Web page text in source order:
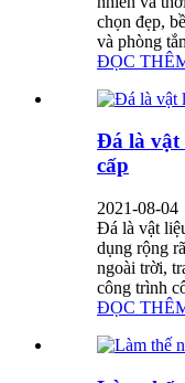
chọn đẹp,
và phòng
ĐỌC
Đá là vật
cấp
2021-08-04
Đá là vật
dụng rộng
ngoài trời,
công trình
ĐỌC